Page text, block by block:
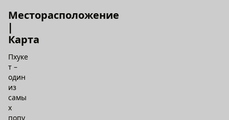
Месторасположение
Карта
Пхуке
т –
один
из
самы
х
попу